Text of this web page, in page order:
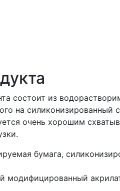
состоит из
на
очень хорошим
бумага,
модифицированный